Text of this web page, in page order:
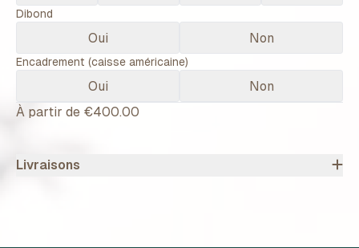
Dibond
Oui Non
Encadrement (caisse américaine)
Oui
Non
À partir de €400.00
Livraisons